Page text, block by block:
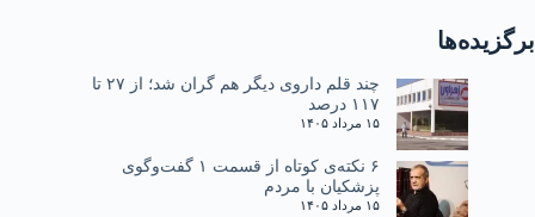
برگزیده‌ها
چند قلم داروی دیگر هم گران شد؛ از ۲۷ تا
۱۱۷ درصد
۱۵ مرداد ۱۴۰۵
۶ نکته‌ی کوتاه از قسمت ۱ گفت‌وگوی
پزشکیان با مردم
۱۵ مرداد ۱۴۰۵